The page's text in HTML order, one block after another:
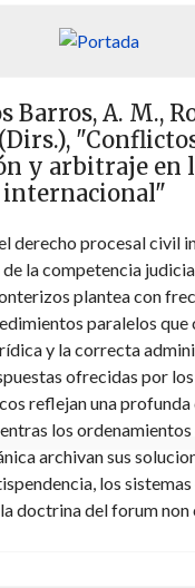
algunos de
o incluso de
sus Estados miembros
progresivo
de los Principios
normativos. A la luz
tiene por objetivo
y la efectividad
como evaluar el
adoptadas para
de los derechos
en el contexto de las
Barros, A. M.,
y arbitraje en
derecho procesal civil
la competencia
plantea con
paralelos
y la correcta
ofrecidas por
reflejan una
los
archivan sus
los
doctrina del forum non